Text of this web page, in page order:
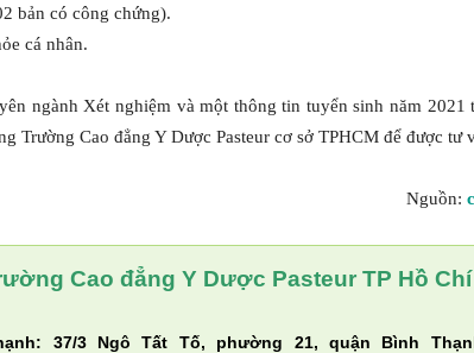
bản có công chứng).
cá nhân.
ngành Xét nghiệm và một thông tin tuyển sinh năm 2021
Trường Cao đẳng Y Dược Pasteur cơ sở TPHCM để được tư
Nguồn:
Cao đẳng Y Dược Pasteur TP Hồ
37/3 Ngô Tất Tố, phường 21, quận Bình